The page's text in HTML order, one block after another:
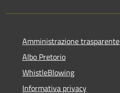
Amministrazione trasparente
Albo Pretorio
WhistleBlowing
Informativa privacy